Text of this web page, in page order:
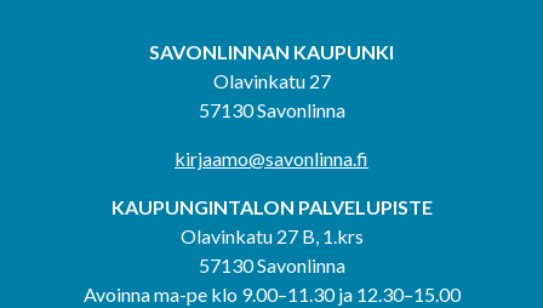
SAVONLINNAN KAUPUNKI
Olavinkatu 27
57130 Savonlinna
kirjaamo@savonlinna.fi
KAUPUNGINTALON PALVELUPISTE
Olavinkatu 27 B, 1.krs
57130 Savonlinna
Avoinna ma-pe klo 9.00–11.30 ja 12.30–15.00